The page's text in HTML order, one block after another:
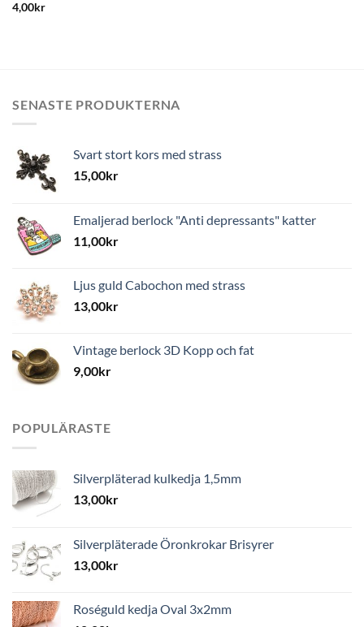
4,00kr
SENASTE PRODUKTERNA
Svart stort kors med strass
15,00kr
Emaljerad berlock "Anti depressants" katter
11,00kr
Ljus guld Cabochon med strass
13,00kr
Vintage berlock 3D Kopp och fat
9,00kr
POPULÄRASTE
Silverpläterad kulkedja 1,5mm
13,00kr
Silverpläterade Öronkrokar Brisyrer
13,00kr
Roséguld kedja Oval 3x2mm